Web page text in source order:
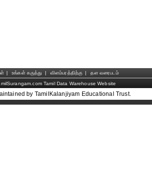
| உங்கள் கருத்து | விளம்பரத்திற்கு |
தள வரைபடம்
Tamil Data Warehouse Website
by TamilKalanjiyam Educational Trust.